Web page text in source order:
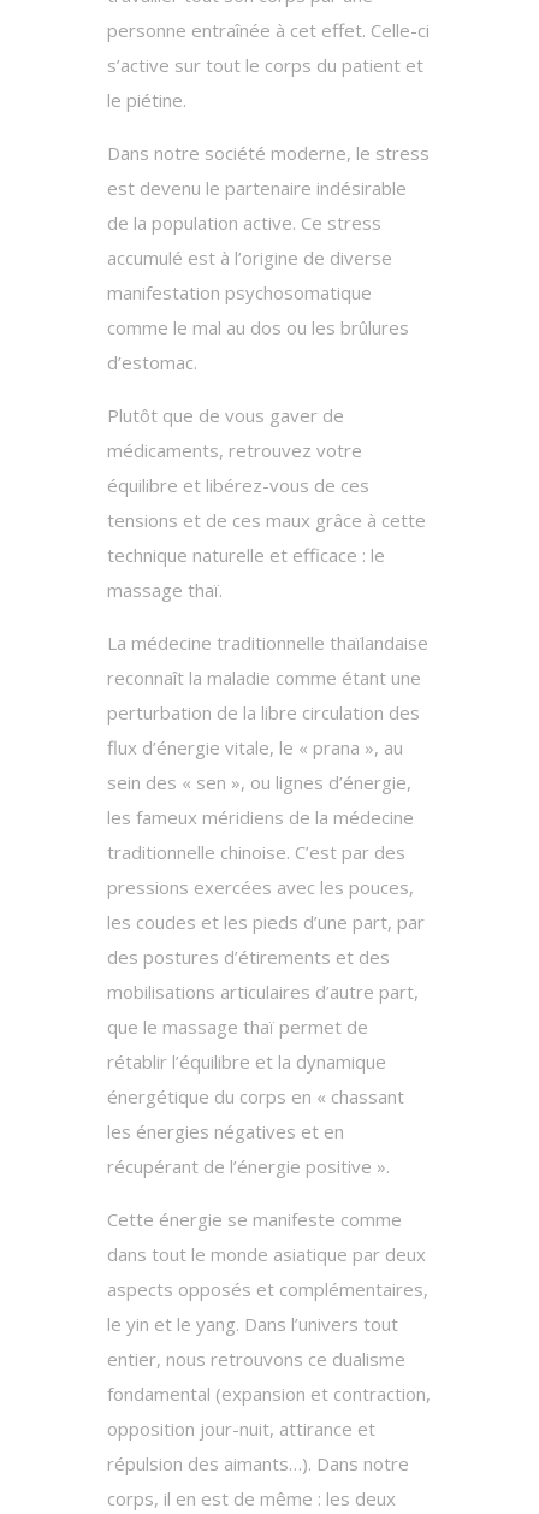
personne entraînée à cet effet. Celle-ci
s’active sur tout le corps du patient et
le piétine.
Dans notre société moderne, le stress
est devenu le partenaire indésirable
de la population active. Ce stress
accumulé est à l’origine de diverse
manifestation psychosomatique
comme le mal au dos ou les brûlures
d’estomac.
Plutôt que de vous gaver de
médicaments, retrouvez votre
équilibre et libérez-vous de ces
tensions et de ces maux grâce à cette
technique naturelle et efficace : le
massage thaï.
La médecine traditionnelle thaïlandaise
reconnaît la maladie comme étant une
perturbation de la libre circulation des
flux d’énergie vitale, le « prana », au
sein des « sen », ou lignes d’énergie,
les fameux méridiens de la médecine
traditionnelle chinoise. C’est par des
pressions exercées avec les pouces,
les coudes et les pieds d’une part, par
des postures d’étirements et des
mobilisations articulaires d’autre part,
que le massage thaï permet de
rétablir l’équilibre et la dynamique
énergétique du corps en « chassant
les énergies négatives et en
récupérant de l’énergie positive ».
Cette énergie se manifeste comme
dans tout le monde asiatique par deux
aspects opposés et complémentaires,
le yin et le yang. Dans l’univers tout
entier, nous retrouvons ce dualisme
fondamental (expansion et contraction,
opposition jour-nuit, attirance et
répulsion des aimants…). Dans notre
corps, il en est de même : les deux